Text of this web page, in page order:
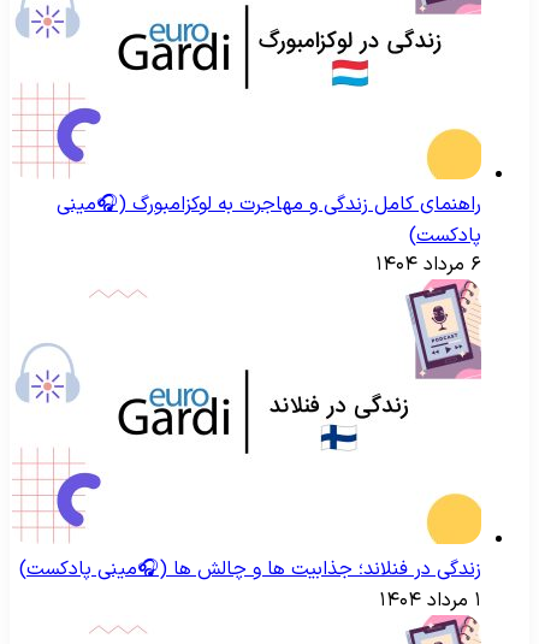
راهنمای کامل زندگی و مهاجرت به لوکزامبورگ (🎧مینی
پادکست)
زندگی در فنلاند؛ جذابیت ها و چالش ها (🎧مینی پادکست)